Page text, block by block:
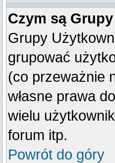
Czym są
Grupy
grupować
(co przeważnie
własne prawa
wielu
forum itp.
Powrót do góry